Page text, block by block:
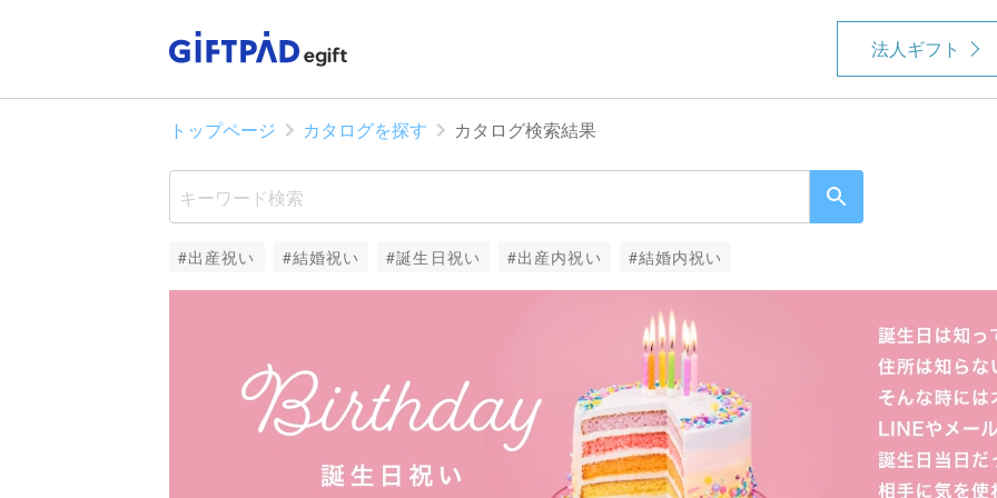
法人ギフト
トップページ カタログを探す カタログ検索結果
#出産祝い #結婚祝い #誕生日祝い #出産内祝い #結婚内祝い